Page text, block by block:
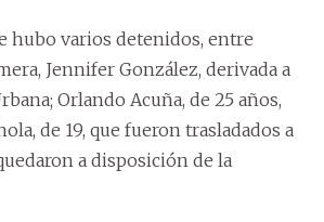
hubo varios detenidos, entre
Jennifer González, derivada a
Orlando Acuña, de 25 años,
de 19, que fueron trasladados a
a disposición de la